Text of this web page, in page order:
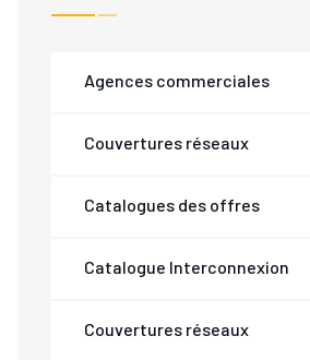
Agences commerciales
Couvertures réseaux
Catalogues des offres
Catalogue Interconnexion
Couvertures réseaux